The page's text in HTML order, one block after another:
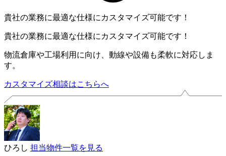
貴社の業務に最適な仕様にカスタマイズ可能です！
貴社の業務に最適な仕様にカスタマイズ可能です！
物流倉庫や工場利用に向け、動線や設備も柔軟に対応しま
す。
カスタマイズ相談はこちらへ
ひろし 担当物件一覧を見る